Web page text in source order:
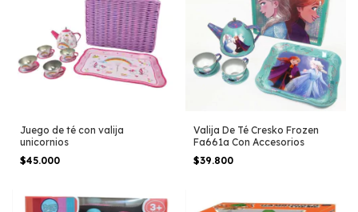
Juego de té con valija
unicornios
$45.000
Valija De Té Cresko Frozen
Fa661a Con Accesorios
$39.800